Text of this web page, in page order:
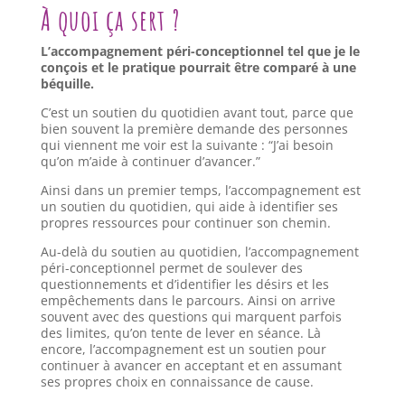
À quoi ça sert ?
L’accompagnement péri-conceptionnel tel que je le
conçois et le pratique pourrait être comparé à une
béquille.
C’est un soutien du quotidien avant tout, parce que
bien souvent la première demande des personnes
qui viennent me voir est la suivante : “J’ai besoin
qu’on m’aide à continuer d’avancer.”
Ainsi dans un premier temps, l’accompagnement est
un soutien du quotidien, qui aide à identifier ses
propres ressources pour continuer son chemin.
Au-delà du soutien au quotidien, l’accompagnement
péri-conceptionnel permet de soulever des
questionnements et d’identifier les désirs et les
empêchements dans le parcours. Ainsi on arrive
souvent avec des questions qui marquent parfois
des limites, qu’on tente de lever en séance. Là
encore, l’accompagnement est un soutien pour
continuer à avancer en acceptant et en assumant
ses propres choix en connaissance de cause.